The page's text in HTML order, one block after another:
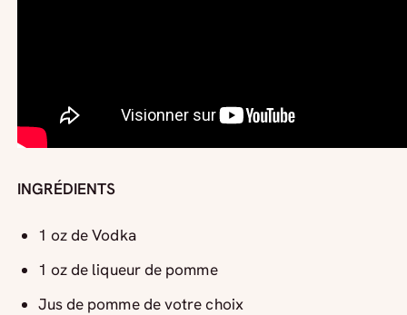
INGRÉDIENTS
1 oz de Vodka
1 oz de liqueur de pomme
Jus de pomme de votre choix